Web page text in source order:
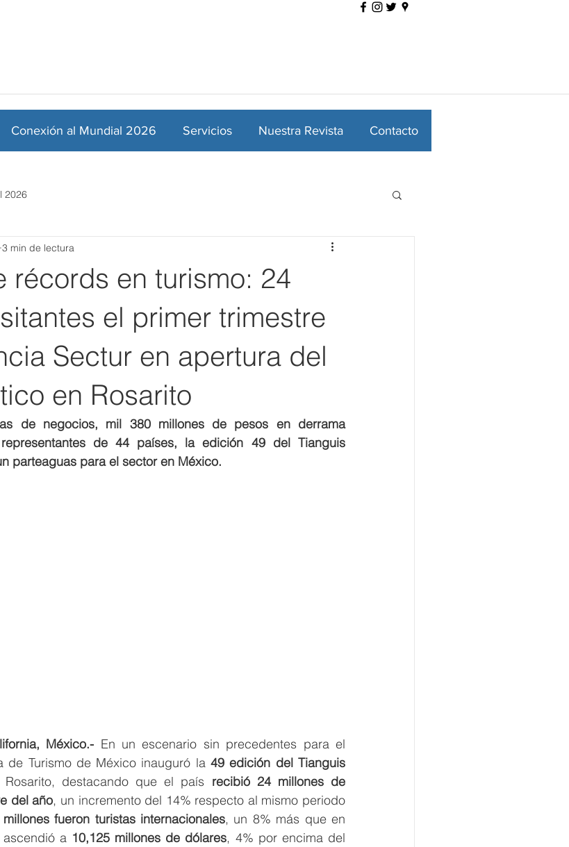
Conexión al Mundial 2026 Servicios Nuestra Revista Contacto
2026
récords en turismo: 24
el primer trimestre
Sectur en apertura del
en Rosarito
3 min de lectura
de negocios, mil 380 millones de pesos en derrama
de 44 países, la edición 49 del Tianguis
parteaguas para el sector en México.
México.- En un escenario sin precedentes para el
de Turismo de México inauguró la 49 edición del Tianguis
destacando que el país recibió 24 millones de
del año, un incremento del 14% respecto al mismo periodo
millones fueron turistas internacionales, un 8% más que en
a 10,125 millones de dólares, 4% por encima del